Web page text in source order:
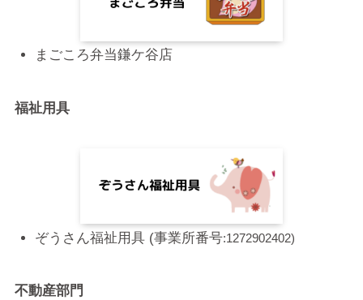
まごころ弁当鎌ケ谷店
福祉用具
ぞうさん福祉用具 (事業所番号:1272902402)
不動産部門